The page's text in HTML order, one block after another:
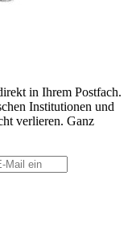
in Ihrem Postfach.
Institutionen und
verlieren. Ganz